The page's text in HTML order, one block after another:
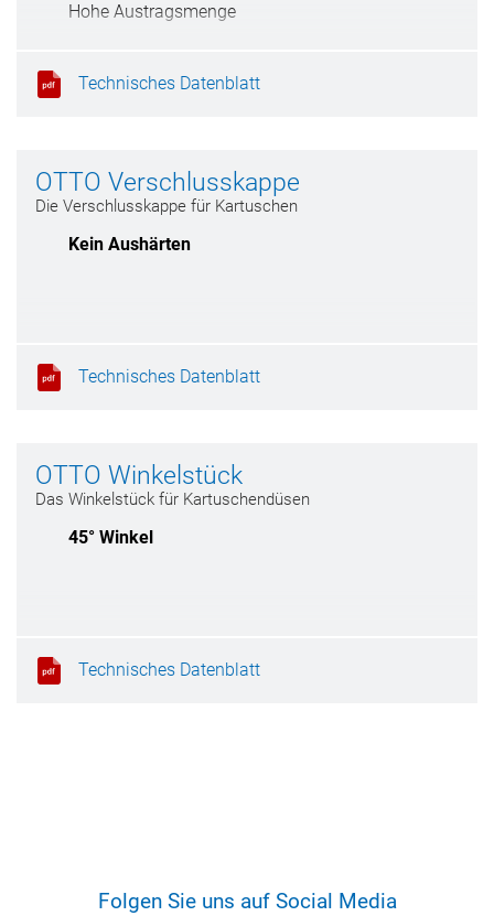
Hohe Austragsmenge
Technisches Datenblatt
OTTO Verschlusskappe
Die Verschlusskappe für Kartuschen
Kein Aushärten
Technisches Datenblatt
OTTO Winkelstück
Das Winkelstück für Kartuschendüsen
45° Winkel
Technisches Datenblatt
Folgen Sie uns auf Social Media